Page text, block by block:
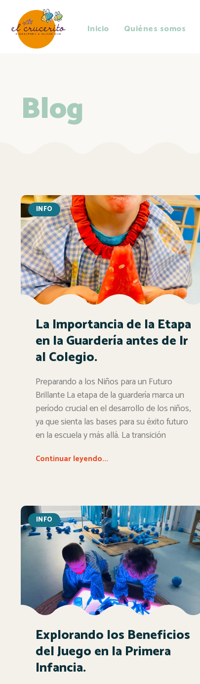
Inicio Quiénes somos
Blog
INFO
La Importancia de la Etapa
en la Guardería antes de Ir
al Colegio.
Preparando a los Niños para un Futuro
Brillante La etapa de la guardería marca un
período crucial en el desarrollo de los niños,
ya que sienta las bases para su éxito futuro
en la escuela y más allá. La transición
Continuar leyendo...
INFO
Explorando los Beneficios
del Juego en la Primera
Infancia.